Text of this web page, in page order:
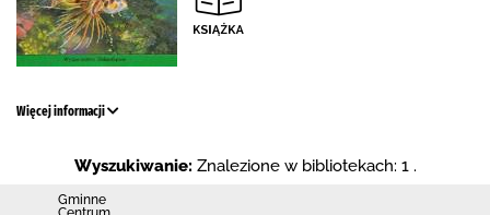
Więcej informacji
Wyszukiwanie: Znalezione w bibliotekach: 1 .
Gminne